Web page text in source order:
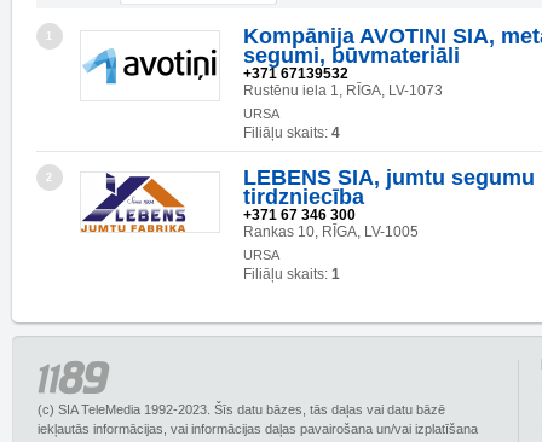
1
Kompānija AVOTIŅI SIA,
segumi, būvmateriāli
+371 67139532
Rustēnu iela 1, RĪGA, LV-1073
URSA
Filiāļu skaits: 4
2
LEBENS SIA, jumtu
tirdzniecība
+371 67 346 300
Rankas 10, RĪGA, LV-1005
URSA
Filiāļu skaits: 1
(c) SIA TeleMedia 1992-2023. Šīs datu bāzes, tās daļas vai datu bāzē
iekļautās informācijas, vai informācijas daļas pavairošana un/vai izplatīšana